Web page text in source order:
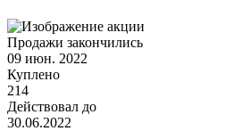
Продажи закончились
09 июн. 2022
Куплено
214
Действовал до
30.06.2022